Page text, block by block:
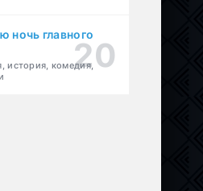
ночь главного
история, комедия,